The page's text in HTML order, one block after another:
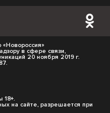
в сфере связи,
20 ноября 2019 г.
18+.
на сайте, разрешается при